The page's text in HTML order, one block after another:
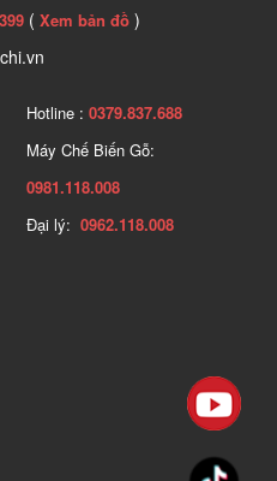
( Xem bản đồ )
Hotline : 0379.837.688
Máy Chế Biến Gỗ:
0981.118.008
Đại lý: 0962.118.008